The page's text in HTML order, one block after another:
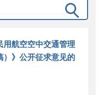
航空空中交通管理
》公开征求意见的